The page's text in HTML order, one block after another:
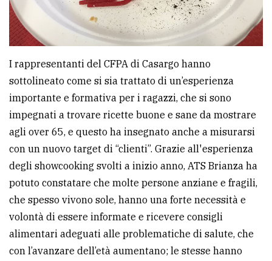
I rappresentanti del CFPA di Casargo hanno
sottolineato come si sia trattato di un’esperienza
importante e formativa per i ragazzi, che si sono
impegnati a trovare ricette buone e sane da mostrare
agli over 65, e questo ha insegnato anche a misurarsi
con un nuovo target di “clienti”. Grazie all'esperienza
degli showcooking svolti a inizio anno, ATS Brianza ha
potuto constatare che molte persone anziane e fragili,
che spesso vivono sole, hanno una forte necessità e
volontà di essere informate e ricevere consigli
alimentari adeguati alle problematiche di salute, che
con l’avanzare dell’età aumentano; le stesse hanno